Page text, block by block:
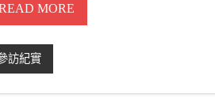
MORE
訪紀實